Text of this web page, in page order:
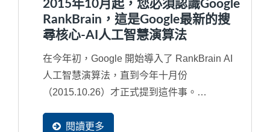
2015年10月起，您必須認識Google
RankBrain，這是Google最新的搜
尋核心-AI人工智慧演算法
在今年初，Google 開始導入了 RankBrain AI
人工智慧演算法，直到今年十月份
（2015.10.26）才正式提到這件事。
閱讀更多